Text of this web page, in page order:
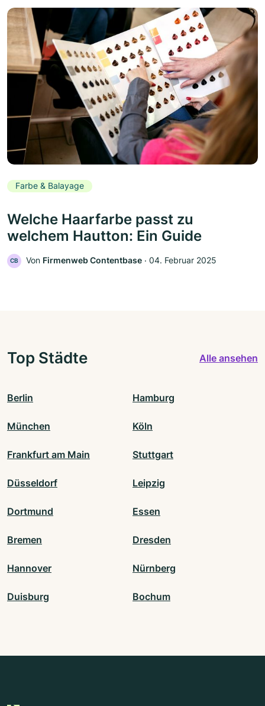
Farbe & Balayage
Welche Haarfarbe passt zu
welchem Hautton: Ein Guide
CB Von Firmenweb Contentbase ‧ 04. Februar 2025
Top Städte Alle ansehen
Berlin Hamburg
München Köln
Frankfurt am Main Stuttgart
Düsseldorf Leipzig
Dortmund Essen
Bremen Dresden
Hannover Nürnberg
Duisburg Bochum